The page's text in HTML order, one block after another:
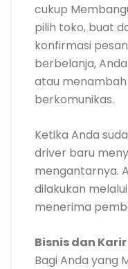
cukup
pilih toko, buat
konfirmasi
berbelanja,
atau
berkomunikas.
Ketika Anda
driver baru
mengantarnya.
dilakukan
menerima
Bisnis dan Karir
Bagi Anda yang